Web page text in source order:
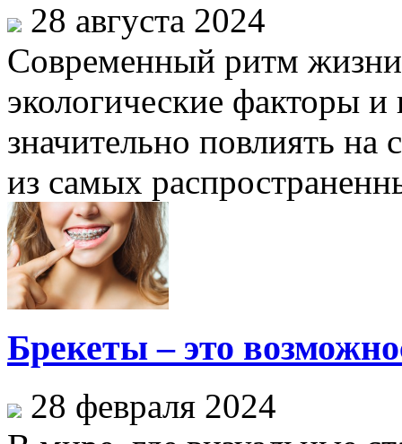
28 августа 2024
Современный ритм
экологические факторы
значительно повлиять
из самых
Брекеты – это
28 февраля 2024